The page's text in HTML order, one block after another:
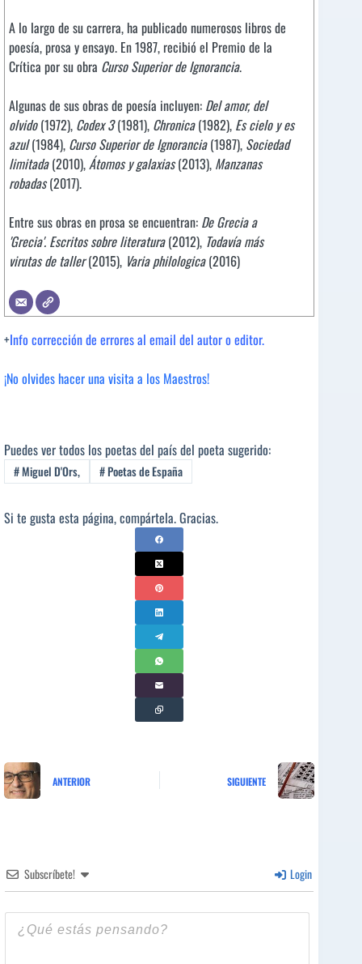
A lo largo de su carrera, ha publicado numerosos libros de
poesía, prosa y ensayo. En 1987, recibió el Premio de la
Crítica por su obra Curso Superior de Ignorancia.
Algunas de sus obras de poesía incluyen: Del amor, del
olvido(1972), Codex 3(1981), Chronica(1982), Es cielo y es
azul(1984), Curso Superior de Ignorancia(1987), Sociedad
limitada(2010),Átomos y galaxias(2013), Manzanas
robadas(2017).
Entre sus obras en prosa se encuentran: De Grecia a
'Grecia'. Escritos sobre literatura(2012), Todavía más
virutas de taller(2015), Varia philologica(2016)
+Info corrección de errores al email del autor o editor.
¡No olvides hacer una visita a los Maestros!
Puedes ver todos los poetas del país del poeta sugerido:
#Miguel D'Ors, #Poetas de España
Si te gusta esta página, compártela. Gracias.
ANTERIOR SIGUIENTE
Subscríbete! Login